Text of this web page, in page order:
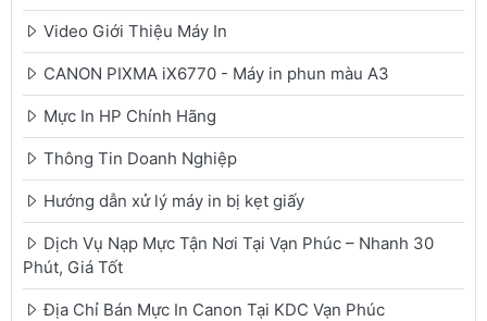
Video Giới Thiệu Máy In
CANON PIXMA iX6770 - Máy in phun màu A3
Mực In HP Chính Hãng
Thông Tin Doanh Nghiệp
Hướng dẫn xử lý máy in bị kẹt giấy
Dịch Vụ Nạp Mực Tận Nơi Tại Vạn Phúc – Nhanh 30
Phút, Giá Tốt
Địa Chỉ Bán Mực In Canon Tại KDC Vạn Phúc